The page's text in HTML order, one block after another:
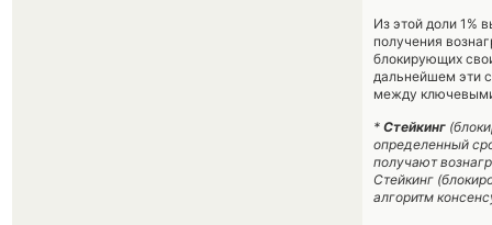
Из этой доли 1%
получения
блокирующих
дальнейшем эти
между
* Стейкинг
определенный
получают
Стейкинг
алгоритм